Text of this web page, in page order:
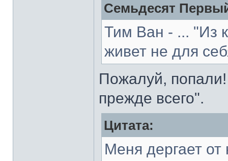
Семьдесят
Тим Ван - ... "Из
живет не для
Пожалуй,
прежде всего".
Цитата:
Меня дергает от